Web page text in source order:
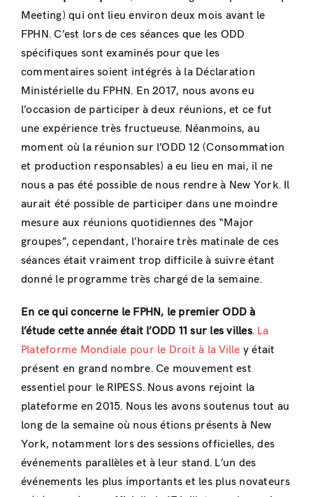
Meeting) qui ont lieu environ deux mois avant le
FPHN. C’est lors de ces séances que les ODD
spécifiques sont examinés pour que les
commentaires soient intégrés à la Déclaration
Ministérielle du FPHN. En 2017, nous avons eu
l’occasion de participer à deux réunions, et ce fut
une expérience très fructueuse. Néanmoins, au
moment où la réunion sur l’ODD 12 (Consommation
et production responsables) a eu lieu en mai, il ne
nous a pas été possible de nous rendre à New York. Il
aurait été possible de participer dans une moindre
mesure aux réunions quotidiennes des “Major
groupes”, cependant, l’horaire très matinale de ces
séances était vraiment trop difficile à suivre étant
donné le programme très chargé de la semaine.
En ce qui concerne le FPHN, le premier ODD à
l’étude cette année était l’ODD 11 sur les villes. La
Plateforme Mondiale pour le Droit à la Ville y était
présent en grand nombre. Ce mouvement est
essentiel pour le RIPESS. Nous avons rejoint la
plateforme en 2015. Nous les avons soutenus tout au
long de la semaine où nous étions présents à New
York, notamment lors des sessions officielles, des
événements parallèles et à leur stand. L’un des
événements les plus importants et les plus novateurs